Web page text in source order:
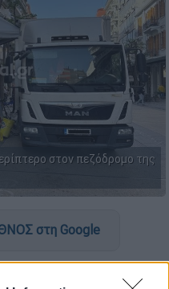
στον πεζόδρομο της
στη Google